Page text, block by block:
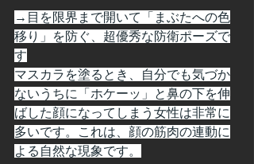
→目を限界まで開いて「まぶたへの色
移り」を防ぐ、超優秀な防衛ポーズで
す
マスカラを塗るとき、自分でも気づか
ないうちに「ホケーッ」と鼻の下を伸
ばした顔になってしまう女性は非常に
多いです。これは、顔の筋肉の連動に
よる自然な現象です。